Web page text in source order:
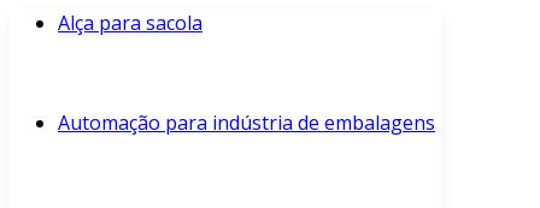
Alça para sacola
Automação para indústria de embalagens